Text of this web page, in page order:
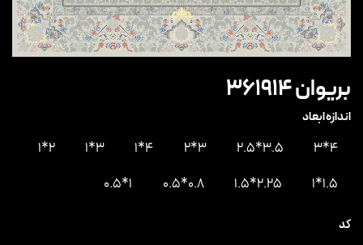
بریوان 361914
اندازه ابعاد
4*3
3.5*2.5
3*2
4*1
3*1
2*1
1.5*1
2.25*1.5
0.8*0.5
1*0.5
کد